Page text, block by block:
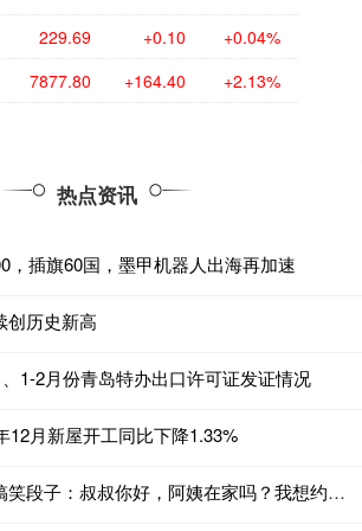
229.69 +0.10 +0.04%
7877.80 +164.40 +2.13%
热点资讯
，插旗60国，墨甲机器人出海再加速
创历史新高
1-2月份青岛特办出口许可证发证情况
12月新屋开工同比下降1.33%
久融配资 搞笑图片搞笑段子：叔叔你好，阿姨在家吗？我想约她出来玩